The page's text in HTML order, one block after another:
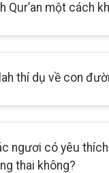
Qur’an một cách
thí dụ về con
ngươi có yêu
thai không?